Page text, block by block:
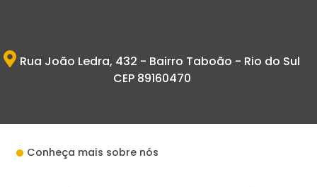
Rua João Ledra, 432 - Bairro Taboão - Rio do Sul
CEP 89160470
Conheça mais sobre nós